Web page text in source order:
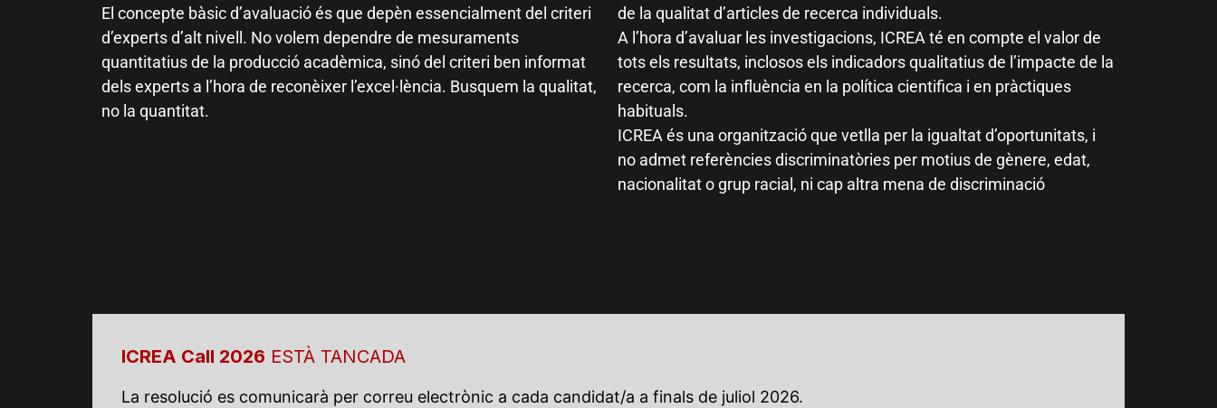
El concepte bàsic d’avaluació és que depèn essencialment del criteri
d’experts d’alt nivell. No volem dependre de mesuraments
quantitatius de la producció acadèmica, sinó del criteri ben informat
dels experts a l’hora de reconèixer l’excel·lència. Busquem la qualitat,
no la quantitat.
de la qualitat d’articles de recerca individuals.
A l’hora d’avaluar les investigacions, ICREA té en compte el valor de
tots els resultats, inclosos els indicadors qualitatius de l’impacte de la
recerca, com la influència en la política cientifica i en pràctiques
habituals.
ICREA és una organització que vetlla per la igualtat d’oportunitats, i
no admet referències discriminatòries per motius de gènere, edat,
nacionalitat o grup racial, ni cap altra mena de discriminació
ICREA Call 2026 ESTÀ TANCADA
La resolució es comunicarà per correu electrònic a cada candidat/a a finals de juliol 2026.